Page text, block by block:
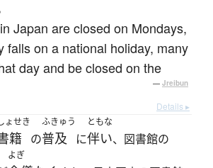
Japan are closed on Mondays,
falls on a national holiday, many
day and be closed on the
— Jreibun
Details ▸
ょせき
籍 の
ふきゅう
普及 に
ともな
伴い、図書館の
よぎ